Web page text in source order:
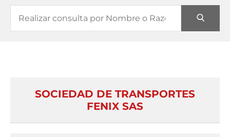
SOCIEDAD DE TRANSPORTES
FENIX SAS